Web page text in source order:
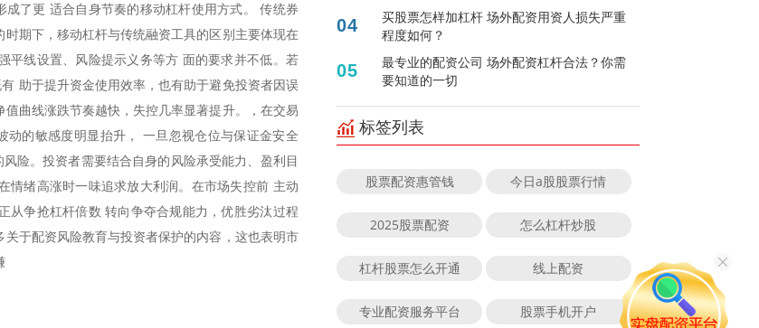
了更 适合自身节奏的移动杠杆使用方式。 传统券
期下，移动杠杆与传统融资工具的区别主要体现在
平线设置、风险提示义务等方 面的要求并不低。若
助于提升资金使用效率，也有助于避免投资者因误
曲线涨跌节奏越快，失控几率显著提升。，在交易
的敏感度明显抬升， 一旦忽视仓位与保证金安全
险。投资者需要结合自身的风险承受能力、盈利目
情绪高涨时一味追求放大利润。在市场失控前 主动
从争抢杠杆倍数 转向争夺合规能力，优胜劣汰过程
于配资风险教育与投资者保护的内容，这也表明市
04
买股票怎样加杠杆 场外配资用资人损失严重
程度如何？
05
最专业的配资公司 场外配资杠杆合法？你需
要知道的一切
标签列表
股票配资惠管钱 今日a股股票行情
2025股票配资 怎么杠杆炒股
杠杆股票怎么开通 线上配资
专业配资服务平台 股票手机开户